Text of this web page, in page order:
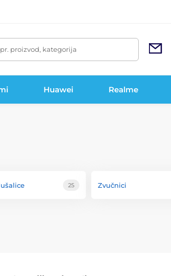
proizvod, kategorija
Huawei Realme
25 Zvučnici